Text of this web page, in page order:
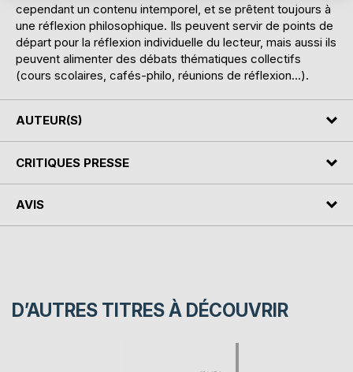
cependant un contenu intemporel, et se prêtent toujours à
une réflexion philosophique. Ils peuvent servir de points de
départ pour la réflexion individuelle du lecteur, mais aussi ils
peuvent alimenter des débats thématiques collectifs
(cours scolaires, cafés-philo, réunions de réflexion...).
AUTEUR(S)
CRITIQUES PRESSE
AVIS
D’AUTRES TITRES À DÉCOUVRIR